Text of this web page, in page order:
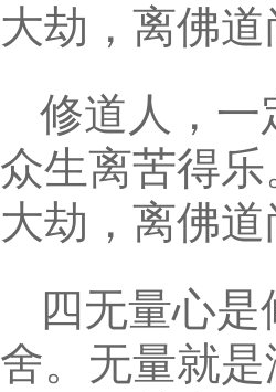
大劫，离佛
修道人，一
众生离苦得
大劫，离佛
四无量心
舍。无量就